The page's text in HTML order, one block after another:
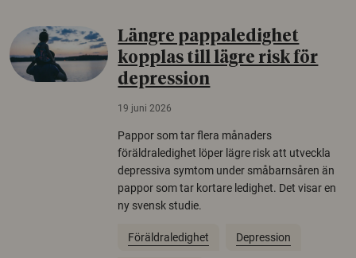
Längre pappaledighet
kopplas till lägre risk för
depression
19 juni 2026
Pappor som tar flera månaders
föräldraledighet löper lägre risk att utveckla
depressiva symtom under småbarnsåren än
pappor som tar kortare ledighet. Det visar en
ny svensk studie.
Föräldraledighet Depression